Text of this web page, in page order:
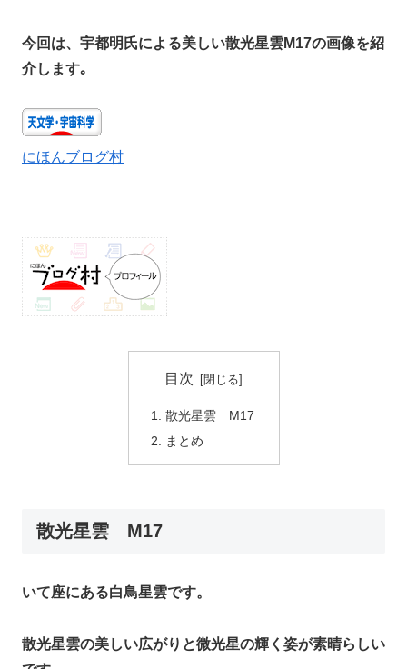
今回は、宇都明氏による美しい散光星雲M17の画像を紹
介します｡
にほんブログ村
目次
散光星雲 M17
まとめ
散光星雲 M17
いて座にある白鳥星雲です。
散光星雲の美しい広がりと微光星の輝く姿が素晴らしい